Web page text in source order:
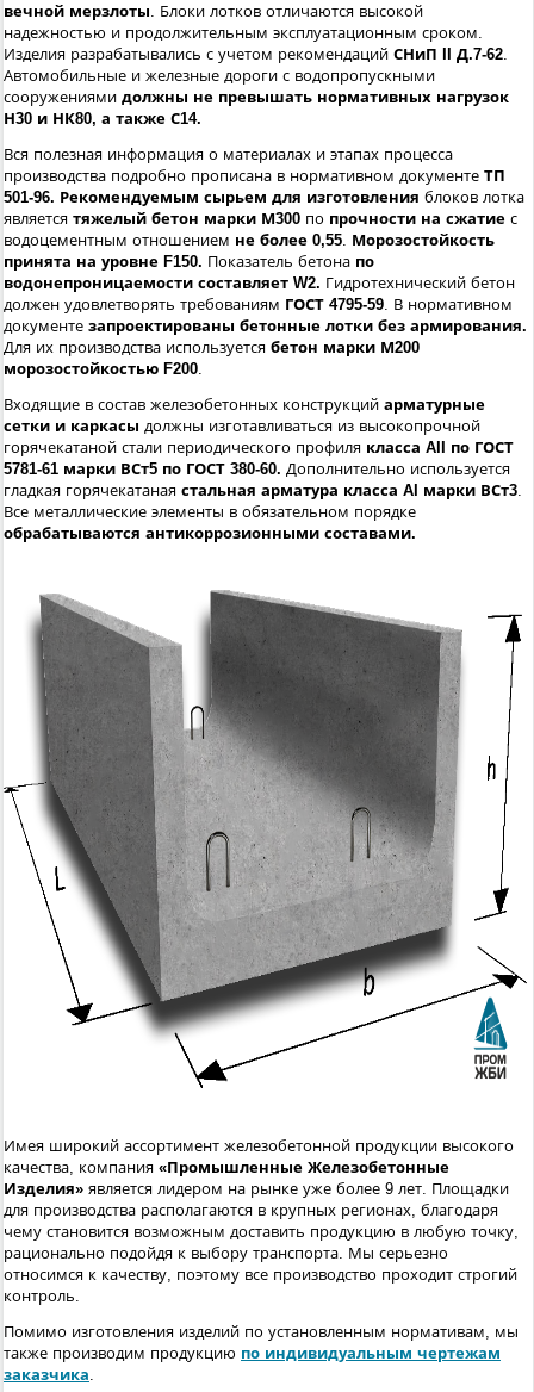
вечной мерзлоты. Блоки лотков отличаются высокой
надежностью и продолжительным эксплуатационным сроком.
Изделия разрабатывались с учетом рекомендаций СНиП II Д.7-62.
Автомобильные и железные дороги с водопропускными
сооружениями должны не превышать нормативных нагрузок
Н30 и НК80, а также С14.
Вся полезная информация о материалах и этапах процесса
производства подробно прописана в нормативном документе ТП
501-96. Рекомендуемым сырьем для изготовления блоков лотка
является тяжелый бетон марки М300 по прочности на сжатие с
водоцементным отношением не более 0,55. Морозостойкость
принята на уровне F150. Показатель бетона по
водонепроницаемости составляет W2. Гидротехнический бетон
должен удовлетворять требованиям ГОСТ 4795-59. В нормативном
документе запроектированы бетонные лотки без армирования.
Для их производства используется бетон марки М200
морозостойкостью F200.
Входящие в состав железобетонных конструкций арматурные
сетки и каркасы должны изготавливаться из высокопрочной
горячекатаной стали периодического профиля класса AII по ГОСТ
5781-61 марки ВСт5 по ГОСТ 380-60. Дополнительно используется
гладкая горячекатаная стальная арматура класса AI марки ВСт3.
Все металлические элементы в обязательном порядке
обрабатываются антикоррозионными составами.
Имея широкий ассортимент железобетонной продукции высокого
качества, компания «Промышленные Железобетонные
Изделия» является лидером на рынке уже более 9 лет. Площадки
для производства располагаются в крупных регионах, благодаря
чему становится возможным доставить продукцию в любую точку,
рационально подойдя к выбору транспорта. Мы серьезно
относимся к качеству, поэтому все производство проходит строгий
контроль.
Помимо изготовления изделий по установленным нормативам, мы
также производим продукцию по индивидуальным чертежам
заказчика.